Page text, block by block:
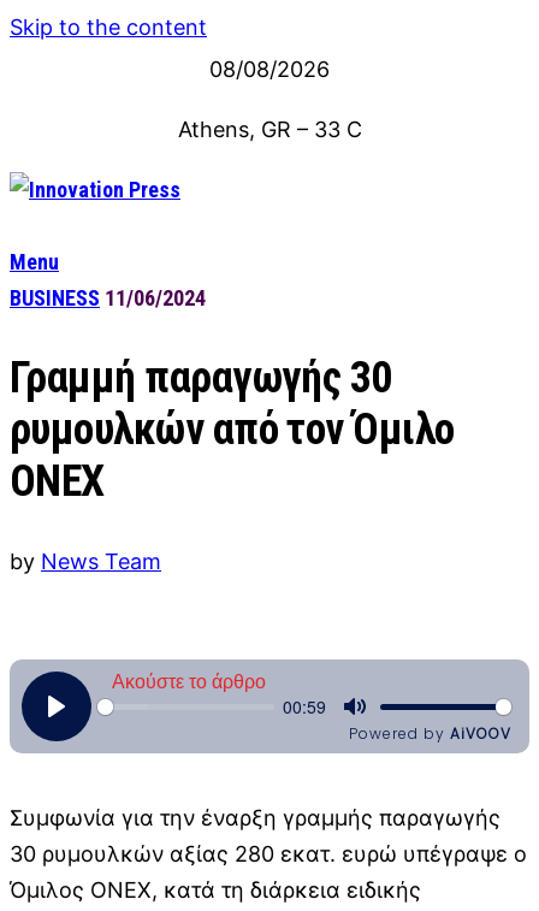
Skip to the content
08/08/2026
Athens, GR – 33 C
Menu
BUSINESS 11/06/2024
Γραμμή παραγωγής 30
ρυμουλκών από τον Όμιλο
ΟΝΕΧ
by News Team
Συμφωνία για την έναρξη γραμμής παραγωγής
30 ρυμουλκών αξίας 280 εκατ. ευρώ υπέγραψε ο
Όμιλος ΟΝΕΧ, κατά τη διάρκεια ειδικής